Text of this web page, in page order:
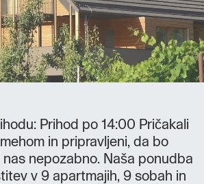
Prihod po 14:00 Pričakali
in pripravljeni, da bo
nepozabno. Naša ponudba
v 9 apartmajih, 9 sobah in